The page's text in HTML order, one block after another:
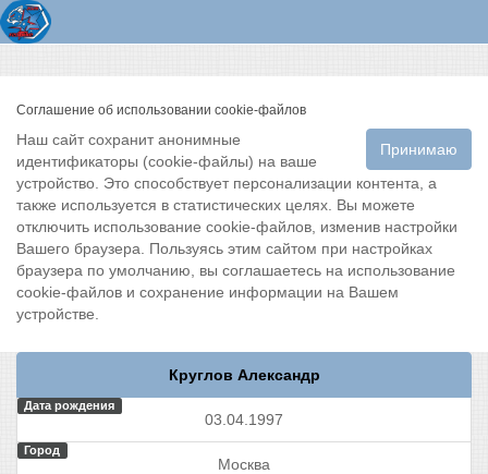
Соглашение об использовании cookie-файлов
Принимаю
Наш сайт сохранит анонимные
идентификаторы (cookie-файлы) на ваше
устройство. Это способствует персонализации контента, а
также используется в статистических целях. Вы можете
отключить использование cookie-файлов, изменив настройки
Вашего браузера. Пользуясь этим сайтом при настройках
браузера по умолчанию, вы соглашаетесь на использование
cookie-файлов и сохранение информации на Вашем
устройстве.
Круглов Александр
Дата рождения
03.04.1997
Город
Москва